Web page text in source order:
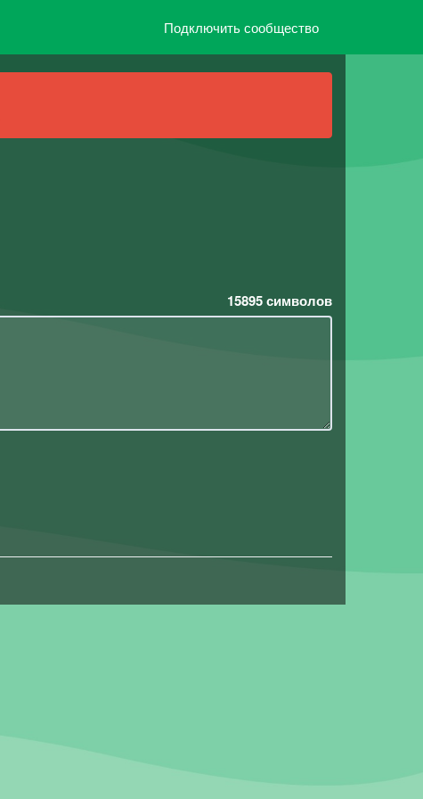
Подключить сообщество
15895символов